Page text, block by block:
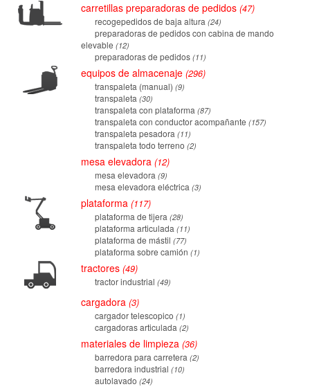
carretillas preparadoras de pedidos 47
recogepedidos de baja altura 24
preparadoras de pedidos con cabina de mando
elevable
12
preparadoras de pedidos 11
equipos de almacenaje 296
transpaleta (manual) 9
transpaleta 30
transpaleta con plataforma 87
transpaleta con conductor acompañante 157
transpaleta pesadora 11
transpaleta todo terreno 2
mesa elevadora 12
mesa elevadora 9
mesa elevadora eléctrica 3
plataforma 117
plataforma de tijera 28
plataforma articulada 11
plataforma de mástil 77
plataforma sobre camión 1
tractores 49
tractor industrial 49
cargadora 3
cargador telescopico 1
cargadoras articulada 2
materiales de limpieza 36
barredora para carretera 2
barredora industrial 10
autolavado 24